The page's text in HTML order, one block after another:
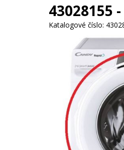
43028155
Katalogové číslo: